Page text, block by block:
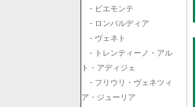
- ピエモンテ
- ロンバルディア
- ヴェネト
- トレンティーノ・アル
ト・アディジェ
- フリウリ・ヴェネツィ
ア・ジューリア